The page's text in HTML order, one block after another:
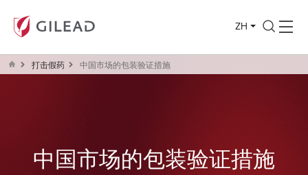
ZH
打击假药 中国市场的包装验证措施
中国市场的包装验证措施